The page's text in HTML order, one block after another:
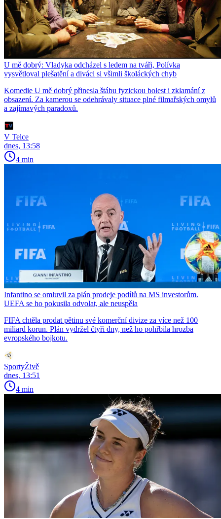
U mě dobrý: Vladyka odcházel s ledem na tváři, Polívka
vysvětloval plešatění a diváci si všimli školáckých chyb
Komedie U mě dobrý přinesla štábu fyzickou bolest i zklamání z
obsazení. Za kamerou se odehrávaly situace plné filmařských omylů
a zajímavých paradoxů.
V Telce
dnes, 13:58
4 min
Infantino se omluvil za plán prodeje podílů na MS investorům.
UEFA se ho pokusila odvolat, ale neuspěla
FIFA chtěla prodat pětinu své komerční divize za více než 100
miliard korun. Plán vydržel čtyři dny, než ho pohřbila hrozba
evropského bojkotu.
SportyŽivě
dnes, 13:51
4 min